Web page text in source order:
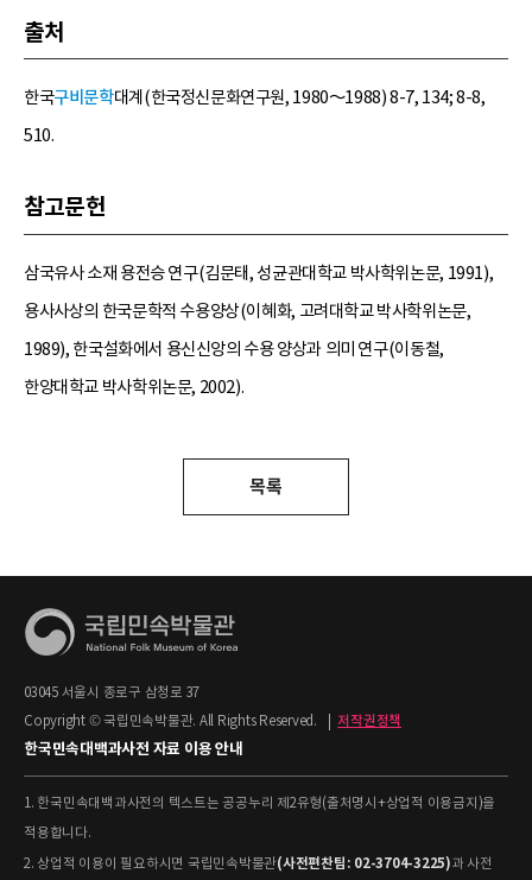
출처
한국구비문학대계(한국정신문화연구원, 1980～1988) 8-7, 134; 8-8,
510.
참고문헌
삼국유사 소재 용전승 연구(김문태, 성균관대학교 박사학위논문, 1991),
용사사상의 한국문학적 수용양상(이혜화, 고려대학교 박사학위논문,
1989), 한국설화에서 용신신앙의 수용 양상과 의미 연구(이동철,
한양대학교 박사학위논문, 2002).
목록
03045 서울시 종로구 삼청로 37
Copyright © 국립민속박물관. All Rights Reserved.
저작권정책
한국민속대백과사전 자료 이용 안내
1. 한국민속대백과사전의 텍스트는 공공누리 제2유형(출처명시+상업적 이용금지)을
적용합니다.
2. 상업적 이용이 필요하시면 국립민속박물관(사전편찬팀: 02-3704-3225)과 사전